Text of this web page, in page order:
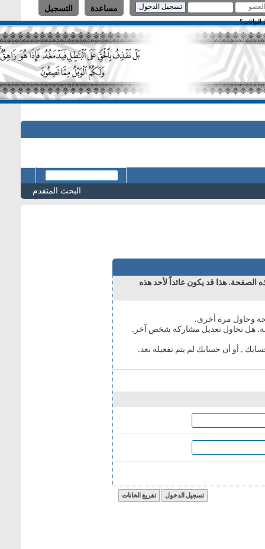
التسجيل مساعدة
عائداً لأحد هذه
مشاركة شخص آخر,
يتم تفعيله بعد.